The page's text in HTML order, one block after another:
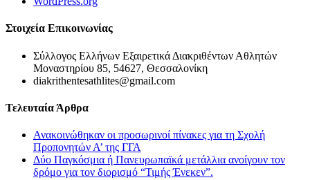
Στοιχεία Επικοινωνίας
Σύλλογος Ελλήνων Εξαιρετικά Διακριθέντων Αθλητών
Μοναστηρίου 85, 54627, Θεσσαλονίκη
diakrithentesathlites@gmail.com
Τελευταία Άρθρα
Ανακοινώθηκαν οι προσωρινοί πίνακες για τη Σχολή
Προπονητών Α’ της ΓΓΑ
Δύο Παγκόσμια ή Πανευρωπαϊκά μετάλλια ανοίγουν τον
δρόμο για τον διορισμό “Τιμής Ένεκεν”.